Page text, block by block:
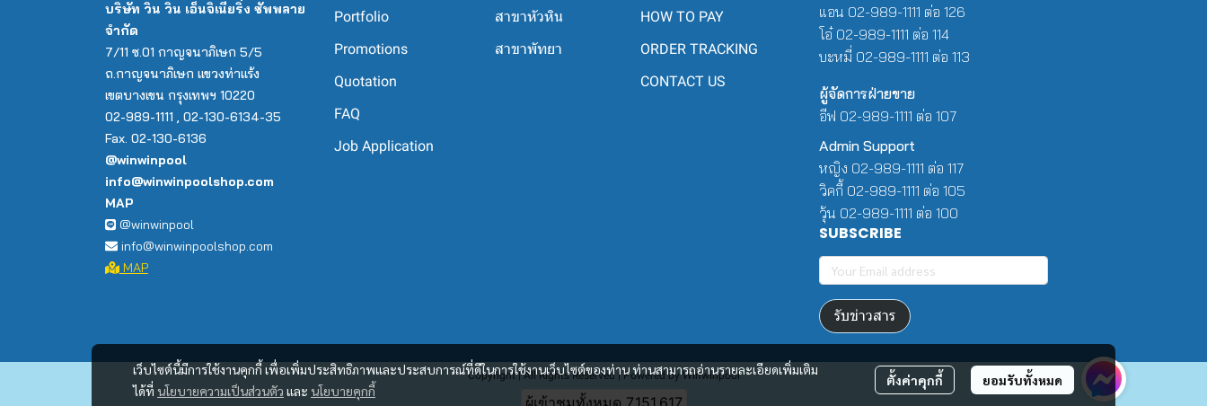
เว็บไซต์นี้มีการใช้งานคุกกี้ เพื่อเพิ่มประสิทธิภาพและประสบการณ์ที่ดีในการใช้งานเว็บไซต์ของท่าน ท่านสามารถอ่านรายละเอียดเพิ่มเติม
ได้ที่ นโยบายความเป็นส่วนตัว และ นโยบายคุกกี้
ตั้งค่าคุกกี้ ยอมรับทั้งหมด
บริษัท วิน วิน เอ็นจิเนียริ่ง ซัพพลาย
จำกัด
7/11 ซ.01 กาญจนาภิเษก 5/5
ถ.กาญจนาภิเษก แขวงท่าแร้ง
เขตบางเขน กรุงเทพฯ 10220
02-989-1111 , 02-130-6134-35
Fax. 02-130-6136
@winwinpool
info@winwinpoolshop.com
MAP
@winwinpool
info@winwinpoolshop.com
MAP
Portfolio
Promotions
Quotation
FAQ
Job Application
สาขาหัวหิน
สาขาพัทยา
HOW TO PAY
ORDER TRACKING
CONTACT US
แอน 02-989-1111 ต่อ 126
โอ๋ 02-989-1111 ต่อ 114
บะหมี่ 02-989-1111 ต่อ 113
ผู้จัดการฝ่ายขาย
อีฟ 02-989-1111 ต่อ 107
Admin Support
หญิง 02-989-1111 ต่อ 117
วิคกี้ 02-989-1111 ต่อ 105
วุ้น 02-989-1111 ต่อ 100
SUBSCRIBE
รับข่าวสาร
Copyright | All Rights Reserved | Powered by Winwinpool
ผู้เข้าชมทั้งหมด 7,151,617